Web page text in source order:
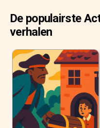
De populairste
verhalen